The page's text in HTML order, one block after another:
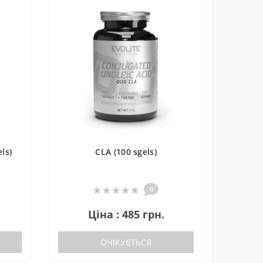
CLA (100 sgels)
0
Ціна : 485 грн.
ОЧІКУЄТЬСЯ